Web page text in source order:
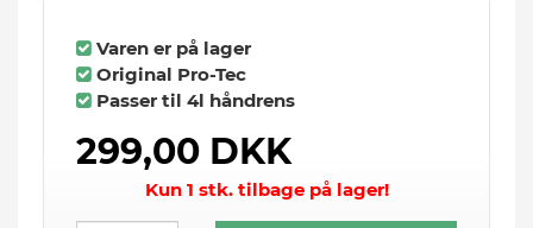
Varen er på lager
Original Pro-Tec
Passer til 4l håndrens
299,00 DKK
Kun 1 stk. tilbage på lager!